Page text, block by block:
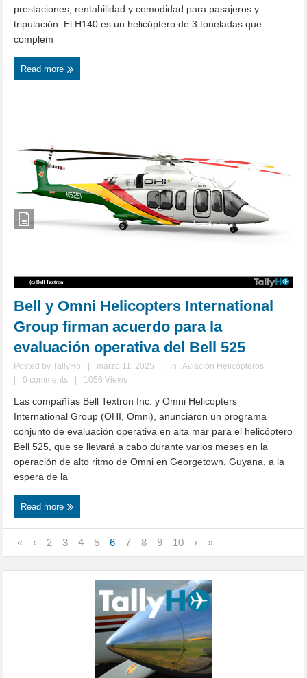
prestaciones, rentabilidad y comodidad para pasajeros y
tripulación. El H140 es un helicóptero de 3 toneladas que
complem
Read more
Bell y Omni Helicopters International
Group firman acuerdo para la
evaluación operativa del Bell 525
Posted byTallyHo marzo 11, 2025 in :Aviación Helicópteros
0 comments 1056 Views
Las compañías Bell Textron Inc. y Omni Helicopters
International Group (OHI, Omni), anunciaron un programa
conjunto de evaluación operativa en alta mar para el helicóptero
Bell 525, que se llevará a cabo durante varios meses en la
operación de alto ritmo de Omni en Georgetown, Guyana, a la
espera de la
Read more
« ‹ 2 3 4 5 6 7 8 9 10 › »